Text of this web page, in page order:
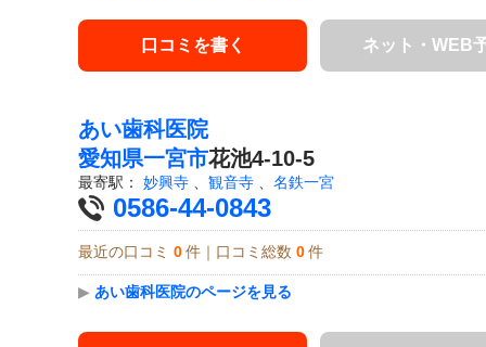
口コミを書く ネット・WEB
あい歯科医院
愛知県一宮市花池4-10-5
最寄駅： 妙興寺 観音寺 名鉄一宮
0586-44-0843
最近の口コミ 0 件｜口コミ総数 0 件
▶ あい歯科医院のページを見る